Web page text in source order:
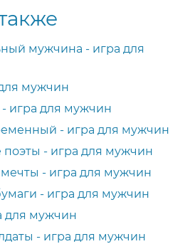
мужчина - игра для
мужчин
игра для мужчин
- игра для мужчин
- игра для мужчин
- игра для мужчин
- игра для мужчин
для мужчин
- игра для мужчин